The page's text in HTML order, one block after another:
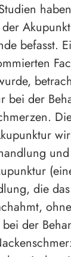
befasst.
bei der
die
der